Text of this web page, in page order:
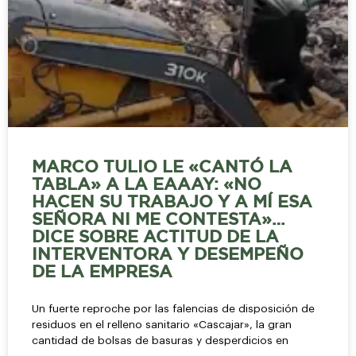
MARCO TULIO LE «CANTÓ LA
TABLA» A LA EAAAY: «NO
HACEN SU TRABAJO Y A MÍ ESA
SEÑORA NI ME CONTESTA»…
DICE SOBRE ACTITUD DE LA
INTERVENTORA Y DESEMPEÑO
DE LA EMPRESA
Un fuerte reproche por las falencias de disposición de
residuos en el relleno sanitario «Cascajar», la gran
cantidad de bolsas de basuras y desperdicios en